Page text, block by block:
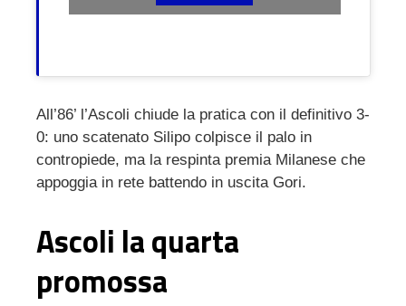
All’86’ l’Ascoli chiude la pratica con il definitivo 3-
0: uno scatenato Silipo colpisce il palo in
contropiede, ma la respinta premia Milanese che
appoggia in rete battendo in uscita Gori.
Ascoli la quarta
promossa